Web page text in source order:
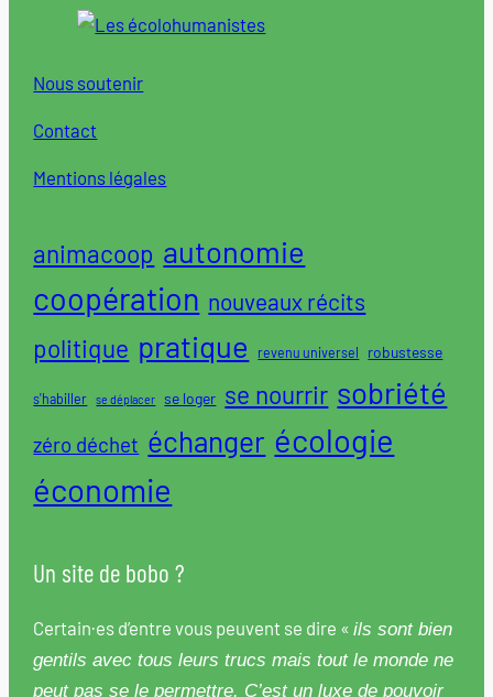
Nous soutenir
Contact
Mentions légales
animacoop autonomie
coopération nouveaux récits
politique pratique revenu universel robustesse
s'habiller se déplacer se loger se nourrir sobriété
zéro déchet échanger écologie
économie
Un site de bobo ?
Certain·es d’entre vous peuvent se dire «ils sont bien
gentils avec tous leurs trucs mais tout le monde ne
peut pas se le permettre. C’est un luxe de pouvoir